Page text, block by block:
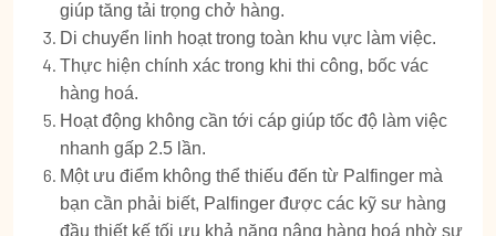
giúp tăng tải trọng chở hàng.
Di chuyển linh hoạt trong toàn khu vực làm việc.
Thực hiện chính xác trong khi thi công, bốc vác
hàng hoá.
Hoạt động không cần tới cáp giúp tốc độ làm việc
nhanh gấp 2.5 lần.
Một ưu điểm không thể thiếu đến từ Palfinger mà
bạn cần phải biết, Palfinger được các kỹ sư hàng
đầu thiết kế tối ưu khả năng nâng hàng hoá nhờ sự